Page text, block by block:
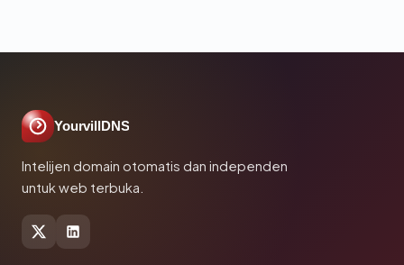
YourvillDNS
Intelijen domain otomatis dan independen
untuk web terbuka.